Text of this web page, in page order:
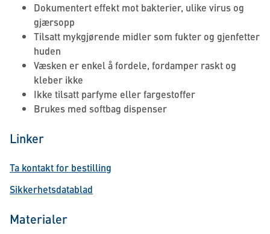
Dokumentert effekt mot bakterier, ulike virus og
gjærsopp
Tilsatt mykgjørende midler som fukter og gjenfetter
huden
Væsken er enkel å fordele, fordamper raskt og
kleber ikke
Ikke tilsatt parfyme eller fargestoffer
Brukes med softbag dispenser
Linker
Ta kontakt for bestilling
Sikkerhetsdatablad
Materialer